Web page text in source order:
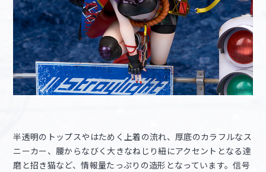
半透明のトップスやはためく上着の流れ、厚底のカラフルなス
ニーカー、腰からなびく大きなねじり紐にアクセントとなる達
磨と招き猫など、情報量たっぷりの造形となっています。信号